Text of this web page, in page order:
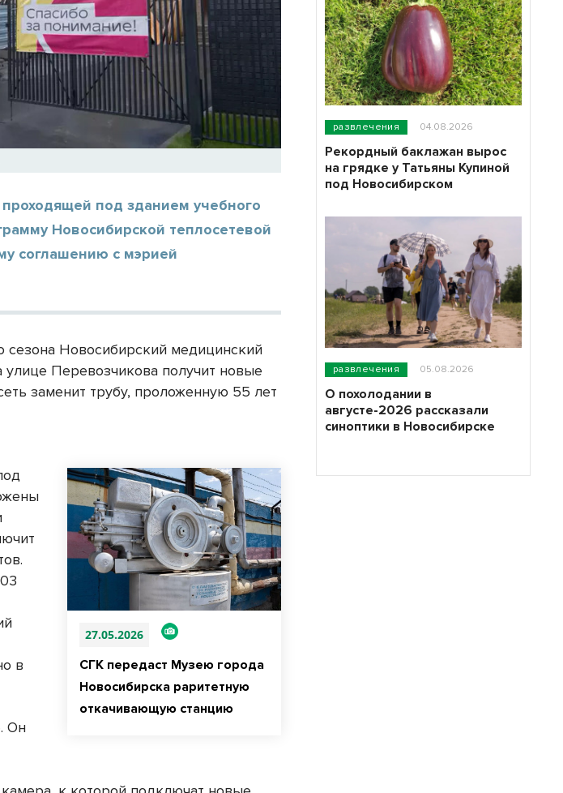
под зданием учебного
Новосибирской теплосетевой
соглашению с мэрией
сезона Новосибирский медицинский
Перевозчикова получит новые
заменит трубу, проложенную 55 лет
27.05.2026
СГК передаст Музею города
Новосибирска раритетную
откачивающую станцию
в
Он
развлечения 04.08.2026
Рекордный баклажан вырос
на грядке у Татьяны Купиной
под Новосибирском
развлечения 05.08.2026
О похолодании в
августе-2026 рассказали
синоптики в Новосибирске